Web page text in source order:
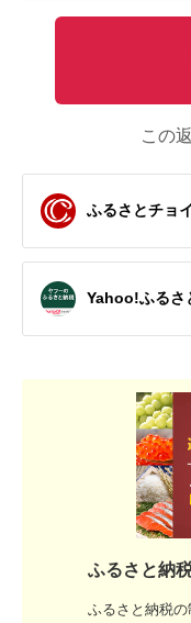
この
ふるさとチョ
Yahoo!ふるさ
ふるさと納
ふるさと納税